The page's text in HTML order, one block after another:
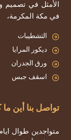
الأمثل في تصميم
في مكة المكرمة،
التشطيبات
ديكور المرايا
ورق الجدران
اسقف جبس
تواصل بنا أين
متواجدين طوال